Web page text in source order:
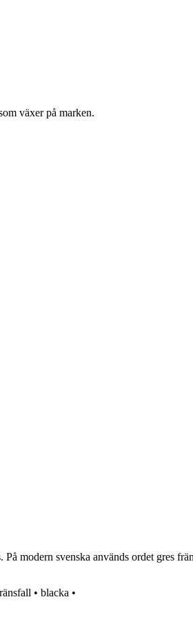
växer på marken.
modern svenska används ordet gres
• blacka •